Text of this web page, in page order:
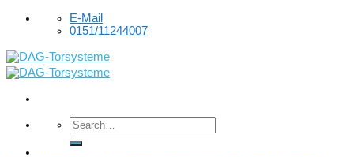
Skip
E-Mail
0151/11244007